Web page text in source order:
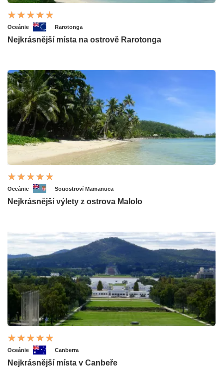
Oceánie Rarotonga
Nejkrásnější místa na ostrově Rarotonga
Oceánie Souostroví Mamanuca
Nejkrásnější výlety z ostrova Malolo
Oceánie Canberra
Nejkrásnější místa v Canbeře